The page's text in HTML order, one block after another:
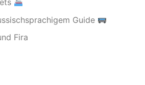
Guide
Fira